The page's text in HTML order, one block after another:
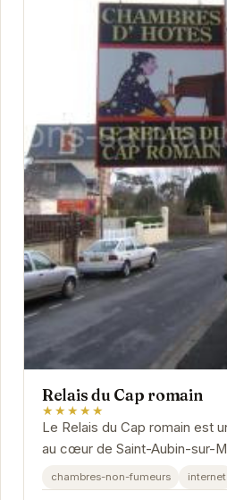
Relais du Cap romain
★★★★★
Le Relais du Cap romain est
au cœur de Saint-Aubin-sur-
élégant et confortable, cet
chambres-non-fumeurs internet